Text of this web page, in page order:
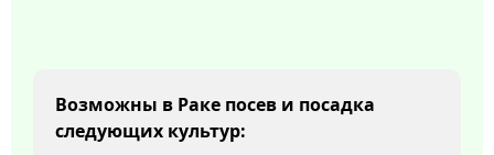
Возможны в Раке посев и посадка
следующих культур: